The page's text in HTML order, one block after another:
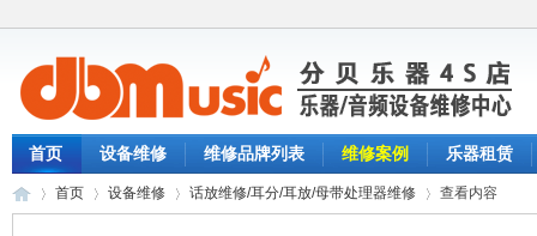
首页 设备维修 维修品牌列表 维修案例 乐器租赁
首页 设备维修 话放维修/耳分/耳放/母带处理器维修 查看内容